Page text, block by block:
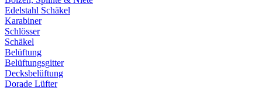
Edelstahl Schäkel
Karabiner
Schlösser
Schäkel
Belüftung
Belüftungsgitter
Decksbelüftung
Dorade Lüfter